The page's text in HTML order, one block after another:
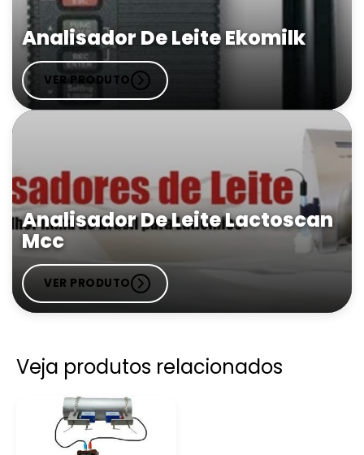
Analisador De Leite Ekomilk
VER PRODUTO
Analisador De Leite Lactoscan
Mcc
VER PRODUTO
Veja produtos relacionados